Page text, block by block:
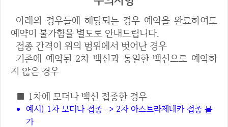
아래의 경우들에 해당되는 경우 예약을 완료하여도
예약이 불가함을 별도로 안내드립니다.
접종 간격이 위의 범위에서 벗어난 경우
기존에 예약된 2차 백신과 동일한 백신으로 예약하
지 않은 경우
■ 1차에 모더나 백신 접종한 경우
예시) 1차 모더나 접종 -> 2차 아스트라제네카 접종 불
가